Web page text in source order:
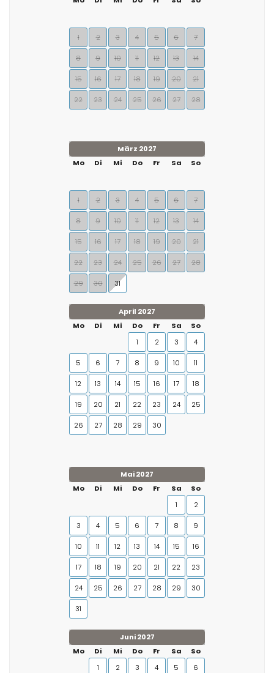
1 2 3 4 5 6 7
8 9 10 11 12 13 14
15 16 17 18 19 20 21
22 23 24 25 26 27 28
März 2027
Mo
Di Mi Do Fr Sa So
1 2 3 4 5 6 7
8 9 10 11 12 13 14
15 16 17 18 19 20 21
22 23 24 25 26 27 28
29 30 31
April 2027
Mo
Di Mi Do Fr Sa
So
1
2 3 4
5 6 7 8 9 10 11
12 13 14 15 16 17 18
19 20 21 22 23 24 25
26 27 28 29 30
Mai 2027
Mo
Di Mi Do Fr Sa
So
1
2
3 4 5 6 7 8 9
10 11 12 13 14 15 16
17 18 19 20 21 22 23
24 25 26 27 28 29 30
31
Juni 2027
Mo
Di Mi Do Fr Sa
So
1
2 3 4 5 6